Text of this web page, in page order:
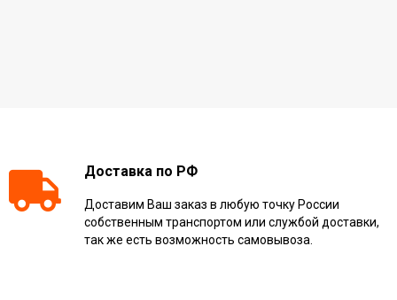
Доставка по РФ
Доставим Ваш заказ в любую точку России
собственным транспортом или службой доставки,
так же есть возможность самовывоза.